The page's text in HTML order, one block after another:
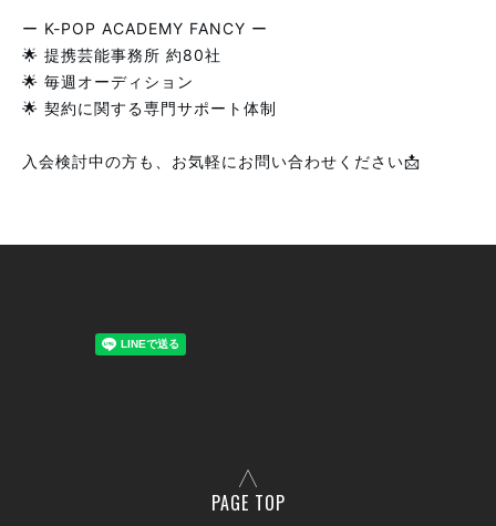
ー K-POP ACADEMY FANCY ー
🌟 提携芸能事務所 約80社
🌟 毎週オーディション
🌟 契約に関する専門サポート体制
入会検討中の方も、お気軽にお問い合わせください📩
PAGE TOP